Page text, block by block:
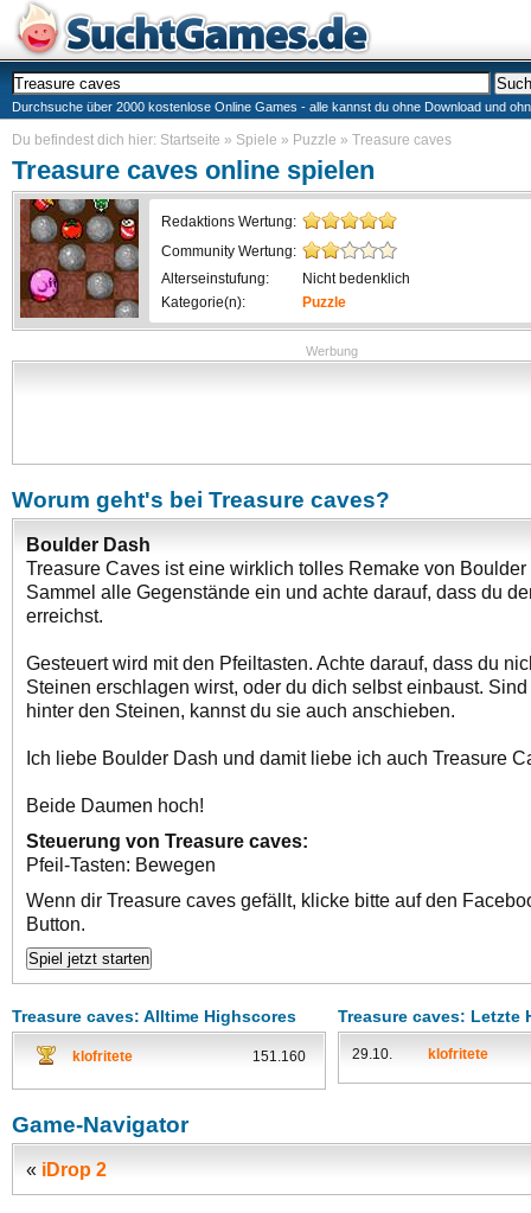
Durchsuche über 2000 kostenlose Online Games - alle kannst du ohne Download und
Du befindest dich hier: Startseite » Spiele » Puzzle » Treasure caves
Treasure caves online spielen
Redaktions Wertung:
Community Wertung:
Alterseinstufung:
Nicht bedenklich
Kategorie(n):
Puzzle
Werbung
Worum geht's bei Treasure caves?
Boulder Dash
Treasure Caves ist eine wirklich tolles Remake von Boulder
Sammel alle Gegenstände ein und achte darauf, dass du
erreichst.
Gesteuert wird mit den Pfeiltasten. Achte darauf, dass du
Steinen erschlagen wirst, oder du dich selbst einbaust.
hinter den Steinen, kannst du sie auch anschieben.
Ich liebe Boulder Dash und damit liebe ich auch Treasure
Beide Daumen hoch!
Steuerung von Treasure caves:
Pfeil-Tasten: Bewegen
Wenn dir Treasure caves gefällt, klicke bitte auf den
Button.
Treasure caves: Alltime Highscores
klofritete 151.160
Treasure caves: Letzte
29.10. klofritete
Game-Navigator
« iDrop 2